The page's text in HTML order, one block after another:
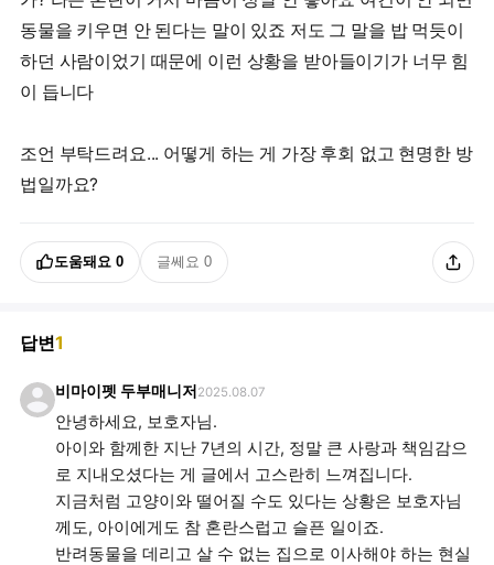
동물을 키우면 안 된다는 말이 있죠 저도 그 말을 밥 먹듯이
하던 사람이었기 때문에 이런 상황을 받아들이기가 너무 힘
이 듭니다
조언 부탁드려요... 어떻게 하는 게 가장 후회 없고 현명한 방
법일까요?
도움돼요 0 글쎄요 0
답변1
비마이펫 두부매니저 2025.08.07
안녕하세요, 보호자님.
아이와 함께한 지난 7년의 시간, 정말 큰 사랑과 책임감으
로 지내오셨다는 게 글에서 고스란히 느껴집니다.
지금처럼 고양이와 떨어질 수도 있다는 상황은 보호자님
께도, 아이에게도 참 혼란스럽고 슬픈 일이죠.
반려동물을 데리고 살 수 없는 집으로 이사해야 하는 현실